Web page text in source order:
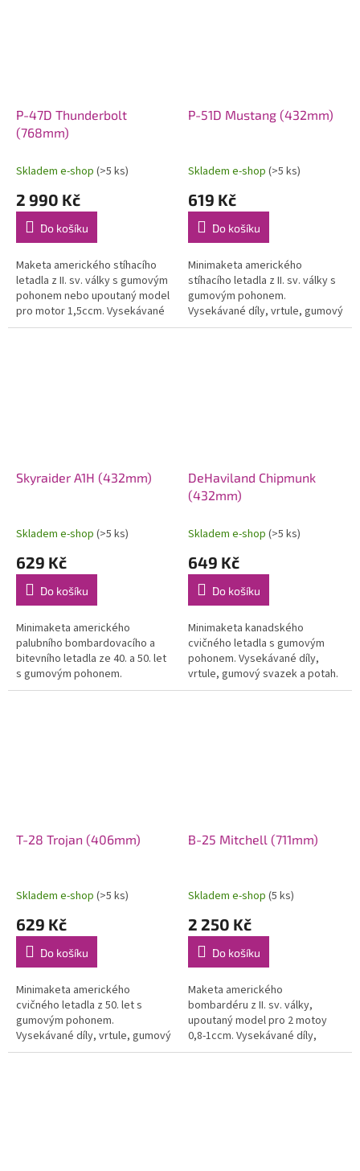
P-47D Thunderbolt
(768mm)
Skladem e-shop (>5 ks)
2 990 Kč
Do košíku
Maketa amerického stíhacího
letadla z II. sv. války s gumovým
pohonem nebo upoutaný model
pro motor 1,5ccm. Vysekávané
díly. Rozpětí 768 mm. Vhodná
P-51D Mustang (432mm)
Skladem e-shop (>5 ks)
619 Kč
Do košíku
Minimaketa amerického
stíhacího letadla z II. sv. války s
gumovým pohonem.
Vysekávané díly, vrtule, gumový
svazek a potah. materiál.
Skyraider A1H (432mm)
Skladem e-shop (>5 ks)
629 Kč
Do košíku
Minimaketa amerického
palubního bombardovacího a
bitevního letadla ze 40. a 50. let
s gumovým pohonem.
Vysekávané díly, vrtule, gumový
DeHaviland Chipmunk
(432mm)
Skladem e-shop (>5 ks)
649 Kč
Do košíku
Minimaketa kanadského
cvičného letadla s gumovým
pohonem. Vysekávané díly,
vrtule, gumový svazek a potah.
materiál. Rozpětí 432 mm.
T-28 Trojan (406mm)
Skladem e-shop (>5 ks)
629 Kč
Do košíku
Minimaketa amerického
cvičného letadla z 50. let s
gumovým pohonem.
Vysekávané díly, vrtule, gumový
svazek a potah. materiál.
B-25 Mitchell (711mm)
Skladem e-shop (5 ks)
2 250 Kč
Do košíku
Maketa amerického
bombardéru z II. sv. války,
upoutaný model pro 2 motoy
0,8-1ccm. Vysekávané díly,
vrtule, a potahový materiál.